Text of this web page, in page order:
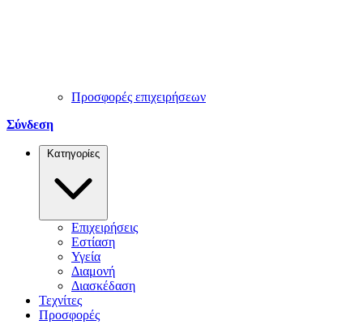
Προσφορές επιχειρήσεων
Σύνδεση
Κατηγορίες
Επιχειρήσεις
Εστίαση
Υγεία
Διαμονή
Διασκέδαση
Τεχνίτες
Προσφορές